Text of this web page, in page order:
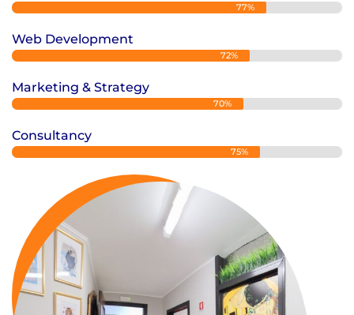
77%
Web Development
72%
Marketing & Strategy
70%
Consultancy
75%